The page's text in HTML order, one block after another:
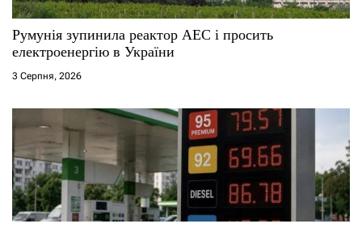
Румунія зупинила реактор АЕС і просить
електроенергію в України
3 Серпня, 2026